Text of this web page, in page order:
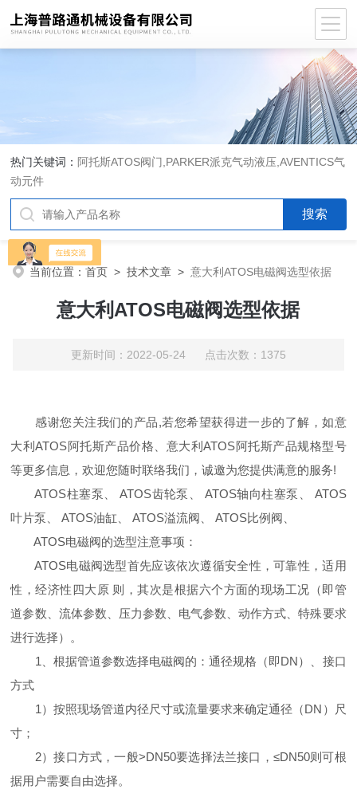
热门关键词： 阿托斯ATOS阀门,PARKER派克气动液压,AVENTICS气
动元件
当前位置：首页 >技术文章 >意大利ATOS电磁阀选型依据
意大利ATOS电磁阀选型依据
更新时间：2022-05-24 点击次数：1375
感谢您关注我们的产品,若您希望获得进一步的了解，如意
大利ATOS阿托斯产品价格、意大利ATOS阿托斯产品规格型号
等更多信息，欢迎您随时联络我们，诚邀为您提供满意的服务!
ATOS柱塞泵、 ATOS齿轮泵、 ATOS轴向柱塞泵、 ATOS
叶片泵、 ATOS油缸、 ATOS溢流阀、 ATOS比例阀、
ATOS电磁阀的选型注意事项：
ATOS电磁阀选型首先应该依次遵循安全性，可靠性，适用
性，经济性四大原 则，其次是根据六个方面的现场工况（即管
道参数、流体参数、压力参数、电气参数、动作方式、特殊要求
进行选择）。
1、根据管道参数选择电磁阀的：通径规格（即DN）、接口
方式
1）按照现场管道内径尺寸或流量要求来确定通径（DN）尺
寸；
2）接口方式，一般>DN50要选择法兰接口，≤DN50则可根
据用户需要自由选择。